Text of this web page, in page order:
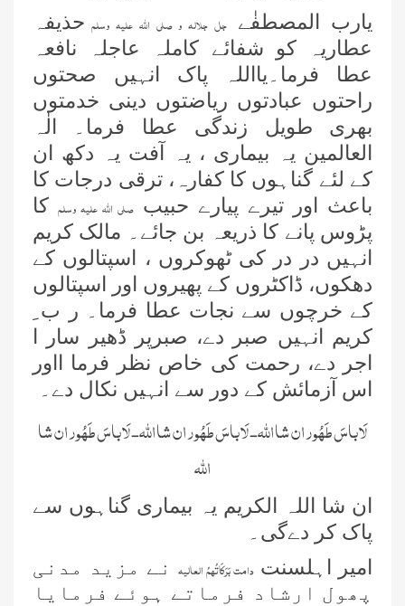
یارب المصطفٰے جل جلالہ و صلی اللہ علیہ وسلم حذیفہ
عطاریہ کو شفائے کاملہ عاجلہ نافعہ
عطا فرما۔یااللہ پاک انہیں صحتوں
راحتوں عبادتوں ریاضتوں دینی خدمتوں
بھری طویل زندگی عطا فرما۔ الٰہ
العالمین یہ بیماری ، یہ آفت یہ دکھ ان
کے لئے گناہوں کا کفارہ، ترقی درجات کا
باعث اور تیرے پیارے حبیب صلی اللہ علیہ وسلم کا
پڑوس پانے کا ذریعہ بن جائے۔ مالک کریم
انہیں در در کی ٹھوکروں ، اسپتالوں کے
دھکوں، ڈاکٹروں کے پھیروں اور اسپتالوں
کے خرچوں سے نجات عطا فرما۔ ر ب ِ
کریم انہیں صبر دے، صبرپر ڈھیر سار ا
اجر دے، رحمت کی خاص نظر فرما ااور
اس آزمائش کے دور سے انہیں نکال دے۔
لَا باسَ طَھُور ان شا اللہ- لَا باسَ طَھُور ان شا اللہ- لَا باسَ طَھُور ان شا
اللہ
ان شا اللہ الکریم یہ بیماری گناہوں سے
پاک کر دےگی۔
امیر اہلسنتدامت بَرَکَاتُہمُ العالیہنے مزید مدنی
پھول ارشاد فرماتے ہوئے فرمایا